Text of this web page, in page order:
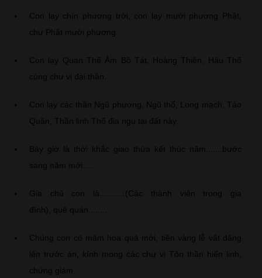
Con lạy chín phương trời, con lạy mười phương Phật,
chư Phật mười phương.
Con lạy Quan Thế Âm Bồ Tát, Hoàng Thiên, Hậu Thổ
cùng chư vị đại thần.
Con lạy các thần Ngũ phương, Ngũ thổ, Long mạch, Táo
Quân, Thần linh Thổ địa ngụ tại đất này.
Bây giờ là thời khắc giao thừa kết thúc năm.......bước
sang năm mới......
Gia chủ con là...........(Các thành viên trong gia
đình), quê quán........
Chúng con có mâm hoa quả mới, tiền vàng lễ vật dâng
lên trước án, kính mong các chư vị Tôn thần hiển linh,
chứng giám.